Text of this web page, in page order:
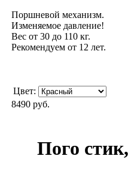
Поршневой механизм.
Изменяемое давление!
Вес от 30 до 110 кг.
Рекомендуем от 12 лет.
Цвет:
8490 руб.
Пого